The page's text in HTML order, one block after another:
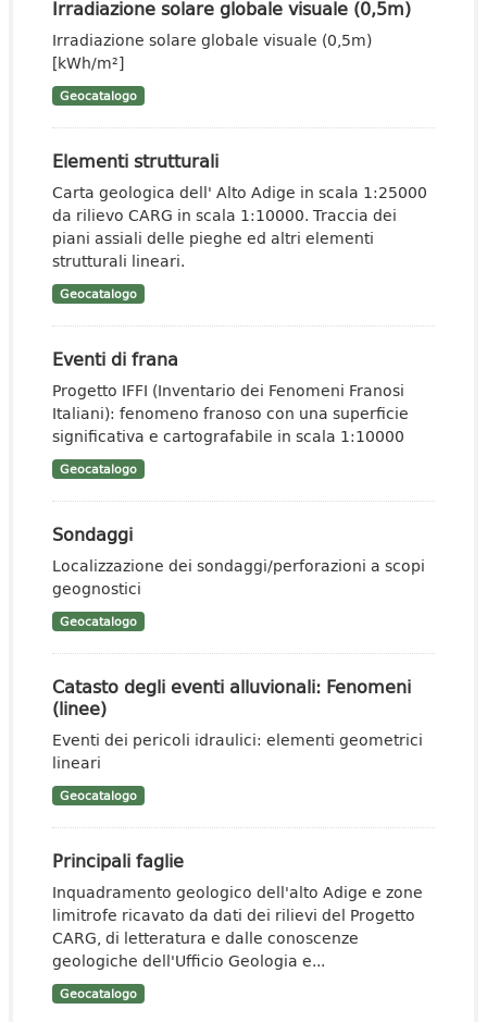
Irradiazione solare globale visuale (0,5m)
Irradiazione solare globale visuale (0,5m)
[kWh/m²]
Geocatalogo
Elementi strutturali
Carta geologica dell' Alto Adige in scala 1:25000
da rilievo CARG in scala 1:10000. Traccia dei
piani assiali delle pieghe ed altri elementi
strutturali lineari.
Geocatalogo
Eventi di frana
Progetto IFFI (Inventario dei Fenomeni Franosi
Italiani): fenomeno franoso con una superficie
significativa e cartografabile in scala 1:10000
Geocatalogo
Sondaggi
Localizzazione dei sondaggi/perforazioni a scopi
geognostici
Geocatalogo
Catasto degli eventi alluvionali: Fenomeni
(linee)
Eventi dei pericoli idraulici: elementi geometrici
lineari
Geocatalogo
Principali faglie
Inquadramento geologico dell'alto Adige e zone
limitrofe ricavato da dati dei rilievi del Progetto
CARG, di letteratura e dalle conoscenze
geologiche dell'Ufficio Geologia e...
Geocatalogo